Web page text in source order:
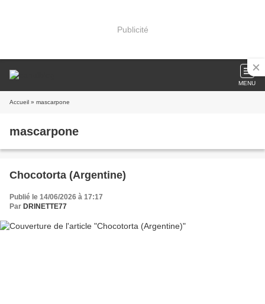
Publicité
MENU
Accueil » mascarpone
mascarpone
Chocotorta (Argentine)
Publié le 14/06/2026 à 17:17
Par DRINETTE77